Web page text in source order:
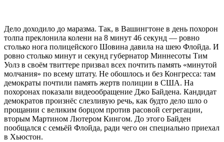
Дело доходило до маразма. Так, в Вашингтоне в день похорон
толпа преклонила колени на 8 минут 46 секунд — ровно
столько нога полицейского Шовина давила на шею Флойда. И
ровно столько минут и секунд губернатор Миннесоты Тим
Уолз в своём твиттере призвал всех почтить память «минутой
молчания» по всему штату. Не обошлось и без Конгресса: там
демократы почтили память жертв полиции в США. На
похоронах показали видеообращение Джо Байдена. Кандидат
демократов произнёс слезливую речь, как будто дело шло о
прощании с великим борцом против расовой сегрегации,
вторым Мартином Лютером Кингом. До этого Байден
пообщался с семьёй Флойда, ради чего он специально приехал
в Хьюстон.